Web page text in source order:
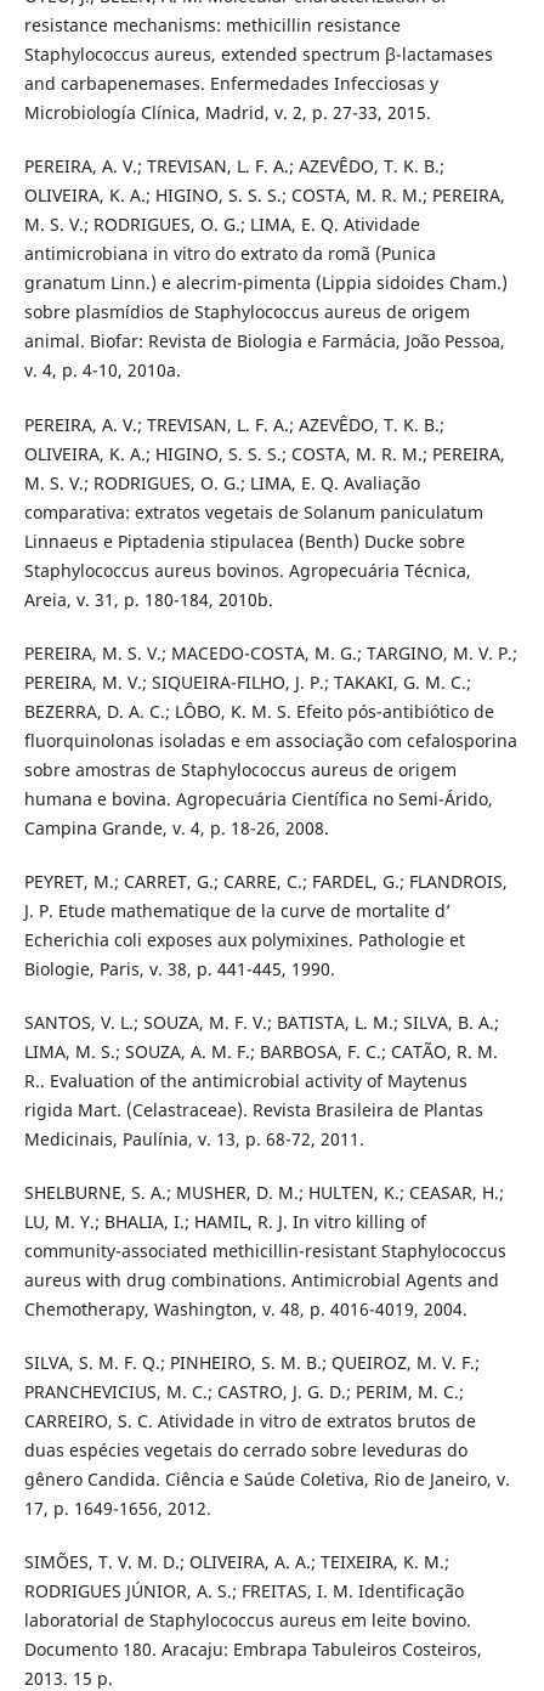
resistance mechanisms: methicillin resistance
Staphylococcus aureus, extended spectrum β-lactamases
and carbapenemases. Enfermedades Infecciosas y
Microbiología Clínica, Madrid, v. 2, p. 27-33, 2015.
PEREIRA, A. V.; TREVISAN, L. F. A.; AZEVÊDO, T. K. B.;
OLIVEIRA, K. A.; HIGINO, S. S. S.; COSTA, M. R. M.; PEREIRA,
M. S. V.; RODRIGUES, O. G.; LIMA, E. Q. Atividade
antimicrobiana in vitro do extrato da romã (Punica
granatum Linn.) e alecrim-pimenta (Lippia sidoides Cham.)
sobre plasmídios de Staphylococcus aureus de origem
animal. Biofar: Revista de Biologia e Farmácia, João Pessoa,
v. 4, p. 4-10, 2010a.
PEREIRA, A. V.; TREVISAN, L. F. A.; AZEVÊDO, T. K. B.;
OLIVEIRA, K. A.; HIGINO, S. S. S.; COSTA, M. R. M.; PEREIRA,
M. S. V.; RODRIGUES, O. G.; LIMA, E. Q. Avaliação
comparativa: extratos vegetais de Solanum paniculatum
Linnaeus e Piptadenia stipulacea (Benth) Ducke sobre
Staphylococcus aureus bovinos. Agropecuária Técnica,
Areia, v. 31, p. 180-184, 2010b.
PEREIRA, M. S. V.; MACEDO-COSTA, M. G.; TARGINO, M. V. P.;
PEREIRA, M. V.; SIQUEIRA-FILHO, J. P.; TAKAKI, G. M. C.;
BEZERRA, D. A. C.; LÔBO, K. M. S. Efeito pós-antibiótico de
fluorquinolonas isoladas e em associação com cefalosporina
sobre amostras de Staphylococcus aureus de origem
humana e bovina. Agropecuária Científica no Semi-Árido,
Campina Grande, v. 4, p. 18-26, 2008.
PEYRET, M.; CARRET, G.; CARRE, C.; FARDEL, G.; FLANDROIS,
J. P. Etude mathematique de la curve de mortalite d’
Echerichia coli exposes aux polymixines. Pathologie et
Biologie, Paris, v. 38, p. 441-445, 1990.
SANTOS, V. L.; SOUZA, M. F. V.; BATISTA, L. M.; SILVA, B. A.;
LIMA, M. S.; SOUZA, A. M. F.; BARBOSA, F. C.; CATÃO, R. M.
R.. Evaluation of the antimicrobial activity of Maytenus
rigida Mart. (Celastraceae). Revista Brasileira de Plantas
Medicinais, Paulínia, v. 13, p. 68-72, 2011.
SHELBURNE, S. A.; MUSHER, D. M.; HULTEN, K.; CEASAR, H.;
LU, M. Y.; BHALIA, I.; HAMIL, R. J. In vitro killing of
community-associated methicillin-resistant Staphylococcus
aureus with drug combinations. Antimicrobial Agents and
Chemotherapy, Washington, v. 48, p. 4016-4019, 2004.
SILVA, S. M. F. Q.; PINHEIRO, S. M. B.; QUEIROZ, M. V. F.;
PRANCHEVICIUS, M. C.; CASTRO, J. G. D.; PERIM, M. C.;
CARREIRO, S. C. Atividade in vitro de extratos brutos de
duas espécies vegetais do cerrado sobre leveduras do
gênero Candida. Ciência e Saúde Coletiva, Rio de Janeiro, v.
17, p. 1649-1656, 2012.
SIMÕES, T. V. M. D.; OLIVEIRA, A. A.; TEIXEIRA, K. M.;
RODRIGUES JÚNIOR, A. S.; FREITAS, I. M. Identificação
laboratorial de Staphylococcus aureus em leite bovino.
Documento 180. Aracaju: Embrapa Tabuleiros Costeiros,
2013. 15 p.